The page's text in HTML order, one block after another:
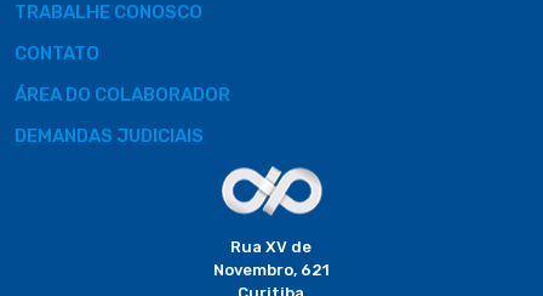
TRABALHE CONOSCO
CONTATO
ÁREA DO COLABORADOR
DEMANDAS JUDICIAIS
Rua XV de
Novembro, 621